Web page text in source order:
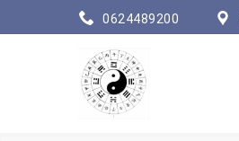
0624489200